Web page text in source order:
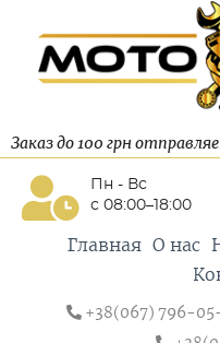
Заказ до 100 грн
Пн - Вс
с 08:00–18:00
Главная О нас
+38(067) 796-